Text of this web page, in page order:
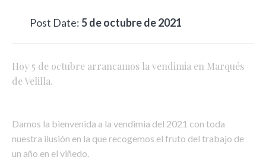
Post Date:5 de octubre de 2021
Hoy 5 de octubre arrancamos la vendimia en Marqués
de Velilla.
Damos la bienvenida a la vendimia del 2021 con toda
nuestra ilusión en la que recogemos el fruto del trabajo de
un año en el viñedo. ⁣